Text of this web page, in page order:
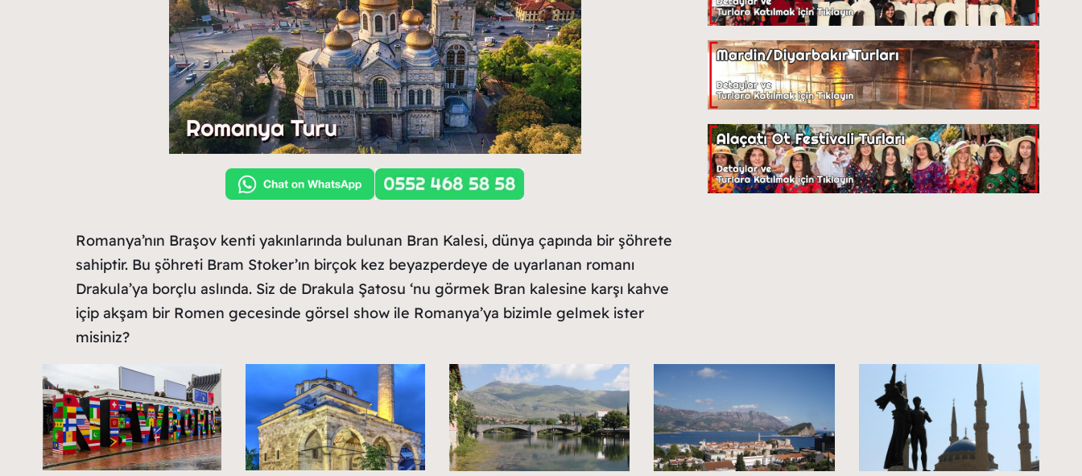
Romanya’nın Braşov kenti yakınlarında bulunan Bran Kalesi, dünya çapında bir şöhrete
sahiptir. Bu şöhreti Bram Stoker’ın birçok kez beyazperdeye de uyarlanan romanı
Drakula’ya borçlu aslında. Siz de Drakula Şatosu ‘nu görmek Bran kalesine karşı kahve
içip akşam bir Romen gecesinde görsel show ile Romanya’ya bizimle gelmek ister
misiniz?